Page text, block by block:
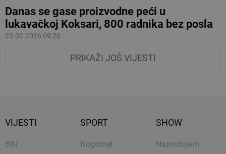
Danas se gase proizvodne peći u
lukavačkoj Koksari, 800 radnika bez posla
23.02.2026 09:20
PRIKAŽI JOŠ VIJESTI
VIJESTI
BIH
SPORT
Nogomet
SHOW
Napredujem